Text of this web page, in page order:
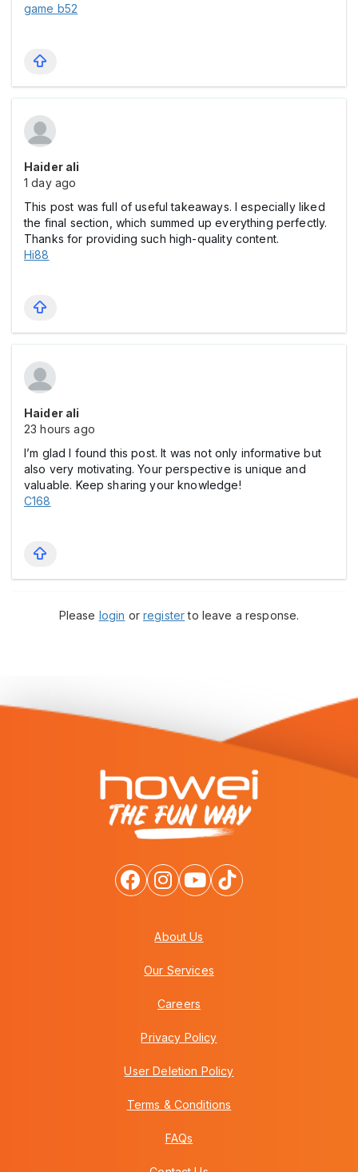
game b52
Haider ali
1 day ago
This post was full of useful takeaways. I especially liked
the final section, which summed up everything perfectly.
Thanks for providing such high-quality content.
Hi88
Haider ali
23 hours ago
I’m glad I found this post. It was not only informative but
also very motivating. Your perspective is unique and
valuable. Keep sharing your knowledge!
C168
Please login orregisterto leave a response.
About Us
Our Services
Careers
Privacy Policy
User Deletion Policy
Terms & Conditions
FAQs